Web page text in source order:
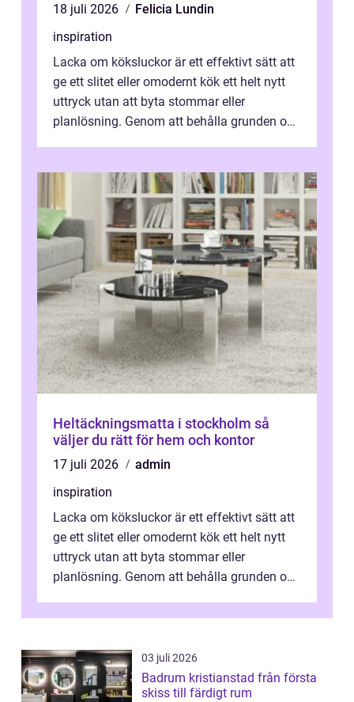
18 juli 2026
Felicia Lundin
inspiration
Lacka om köksluckor är ett effektivt sätt att
ge ett slitet eller omodernt kök ett helt nytt
uttryck utan att byta stommar eller
planlösning. Genom att behålla grunden och
Heltäckningsmatta i stockholm så
väljer du rätt för hem och kontor
17 juli 2026
admin
inspiration
Lacka om köksluckor är ett effektivt sätt att
ge ett slitet eller omodernt kök ett helt nytt
uttryck utan att byta stommar eller
planlösning. Genom att behålla grunden och
03 juli 2026
Badrum kristianstad från första
skiss till färdigt rum